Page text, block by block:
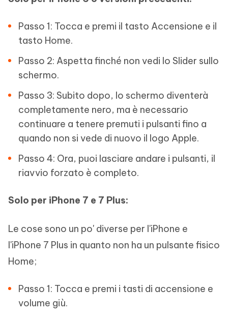
Passo 1: Tocca e premi il tasto Accensione e il
tasto Home.
Passo 2: Aspetta finché non vedi lo Slider sullo
schermo.
Passo 3: Subito dopo, lo schermo diventerà
completamente nero, ma è necessario
continuare a tenere premuti i pulsanti fino a
quando non si vede di nuovo il logo Apple.
Passo 4: Ora, puoi lasciare andare i pulsanti, il
riavvio forzato è completo.
Solo per iPhone 7 e 7 Plus:
Le cose sono un po' diverse per l'iPhone e
l'iPhone 7 Plus in quanto non ha un pulsante fisico
Home;
Passo 1: Tocca e premi i tasti di accensione e
volume giù.